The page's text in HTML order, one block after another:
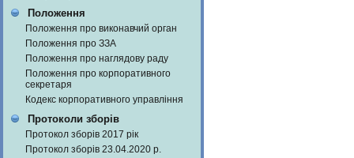
Положення
Положення про виконавчий орган
Положення про ЗЗА
Положення про наглядову раду
Положення про корпоративного
секретаря
Кодекс корпоративного управління
Протоколи зборів
Протокол зборів 2017 рік
Протокол зборів 23.04.2020 р.